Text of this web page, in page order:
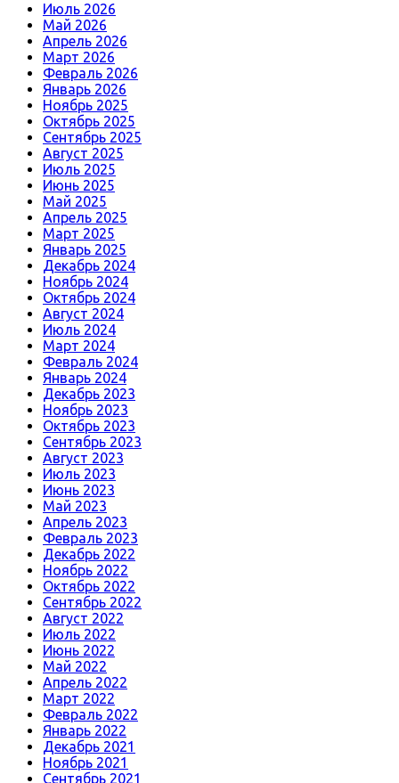
Июль 2026
Май 2026
Апрель 2026
Март 2026
Февраль 2026
Январь 2026
Ноябрь 2025
Октябрь 2025
Сентябрь 2025
Август 2025
Июль 2025
Июнь 2025
Май 2025
Апрель 2025
Март 2025
Январь 2025
Декабрь 2024
Ноябрь 2024
Октябрь 2024
Август 2024
Июль 2024
Март 2024
Февраль 2024
Январь 2024
Декабрь 2023
Ноябрь 2023
Октябрь 2023
Сентябрь 2023
Август 2023
Июль 2023
Июнь 2023
Май 2023
Апрель 2023
Февраль 2023
Декабрь 2022
Ноябрь 2022
Октябрь 2022
Сентябрь 2022
Август 2022
Июль 2022
Июнь 2022
Май 2022
Апрель 2022
Март 2022
Февраль 2022
Январь 2022
Декабрь 2021
Ноябрь 2021
Сентябрь 2021